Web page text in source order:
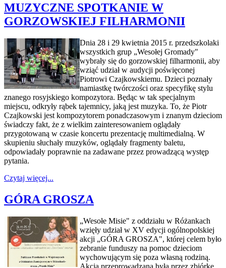
MUZYCZNE SPOTKANIE W
GORZOWSKIEJ FILHARMONII
Dnia 28 i 29 kwietnia 2015 r. przedszkolaki
wszystkich grup „Wesołej Gromady"
wybrały się do gorzowskiej filharmonii, aby
wziąć udział w audycji poświęconej
Piotrowi Czajkowskiemu. Dzieci poznały
namiastkę twórczości oraz specyfikę stylu
znanego rosyjskiego kompozytora. Będąc w tak specjalnym
miejscu, odkryły rąbek tajemnicy, jaką jest muzyka. To, że Piotr
Czajkowski jest kompozytorem ponadczasowym i znanym dzieciom
świadczy fakt, że z wielkim zainteresowaniem oglądały
przygotowaną w czasie koncertu prezentację multimedialną. W
skupieniu słuchały muzyków, oglądały fragmenty baletu,
odpowiadały poprawnie na zadawane przez prowadzącą występ
pytania.
Czytaj więcej...
GÓRA GROSZA
„Wesołe Misie" z oddziału w Różankach
wzięły udział w XV edycji ogólnopolskiej
akcji „GÓRA GROSZA", której celem było
zebranie funduszy na pomoc dzieciom
wychowującym się poza własną rodziną.
Akcja przeprowadzana była przez zbiórkę